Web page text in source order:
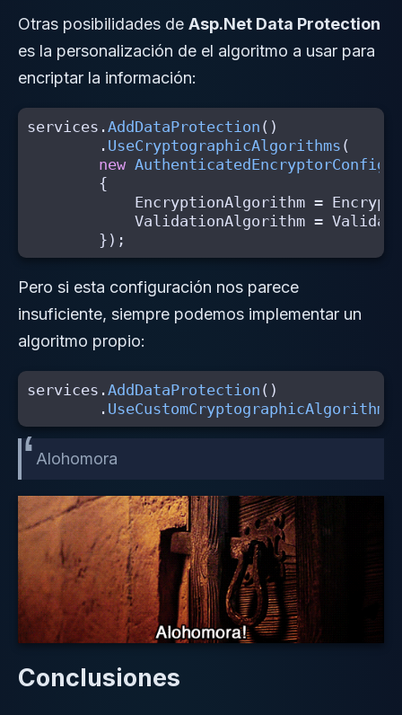
Otras posibilidades de Asp.Net Data Protection
es la personalización de el algoritmo a usar para
encriptar la información:
services .AddDataProtection ()
. UseCryptographicAlgorithms (
new
{
EncryptionAlgorithm =
ValidationAlgorithm =
});
Pero si esta configuración nos parece
insuficiente, siempre podemos implementar un
algoritmo propio:
services .AddDataProtection ()
. UseCustomCryptographicAlgorithms
Alohomora
Conclusiones